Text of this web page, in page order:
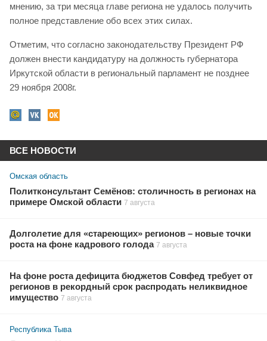
мнению, за три месяца главе региона не удалось получить
полное представление обо всех этих силах.
Отметим, что согласно законодательству Президент РФ
должен внести кандидатуру на должность губернатора
Иркутской области в региональный парламент не позднее
29 ноября 2008г.
ВСЕ НОВОСТИ
Омская область
Политконсультант Семёнов: столичность в регионах на
примере Омской области 7 августа
Долголетие для «стареющих» регионов – новые точки
роста на фоне кадрового голода 7 августа
На фоне роста дефицита бюджетов Совфед требует от
регионов в рекордный срок распродать неликвидное
имущество 7 августа
Республика Тыва